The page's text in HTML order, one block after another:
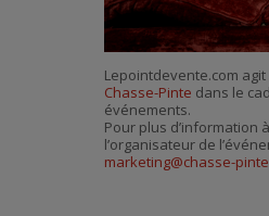
Lepointdevente.com
Chasse-Pinte dans le
événements.
Pour plus d’information
l’organisateur de
marketing@chasse-